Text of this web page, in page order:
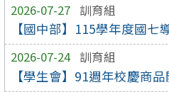
2026-07-27 訓育組
【國中部】115學年度國七
2026-07-24 訓育組
【學生會】91週年校慶商